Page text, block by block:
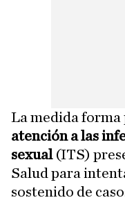
La medida forma
atención a las
sexual (ITS)
Salud para
sostenido de